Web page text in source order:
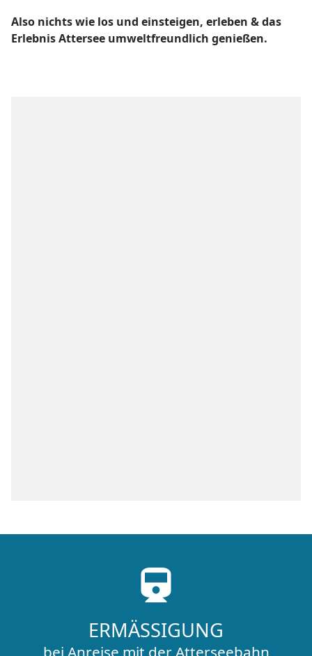
ERMÄSSIGUNG
bei Anreise mit der Atterseebahn
Also nichts wie los und einsteigen, erleben & das
Erlebnis Attersee umweltfreundlich genießen.